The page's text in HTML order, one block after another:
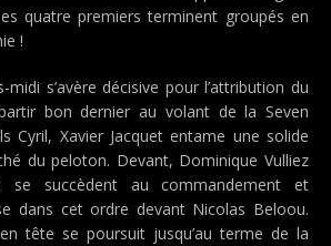
quatre premiers terminent groupés en
!
midi s’avère décisive pour l’attribution du
bon dernier au volant de la Seven
Cyril, Xavier Jacquet entame une solide
du peloton. Devant, Dominique Vulliez
se succèdent au commandement et
dans cet ordre devant Nicolas Beloou.
tête se poursuit jusqu’au terme de la